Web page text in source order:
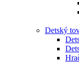
Detský